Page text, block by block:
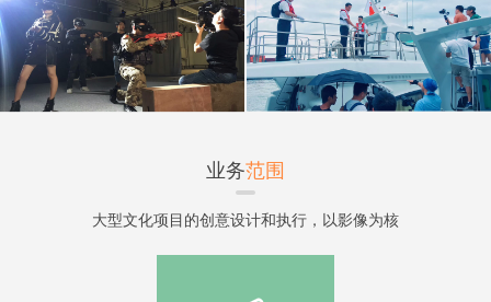
化产业运营体系
业务范围
大型文化项目的创意设计和执行，以影像为核